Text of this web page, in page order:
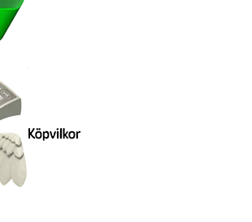
Köpvilkor